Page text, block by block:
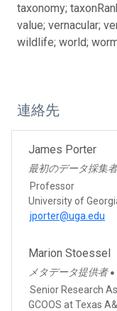
taxonomy;
value; vernacular;
wildlife; world;
連絡先
James Porter
最初のデータ採集者
Professor
University of
jporter@uga.edu
Marion Stoessel
メタデータ提供者 ●
Senior Research
GCOOS at Texas